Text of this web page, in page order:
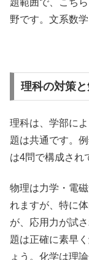
野です。文系数
理科の対策
理科は、学部に
題は共通です。
は4問で構成され
物理は力学・電
れますが、特に
が、応用力が試
題は正確に素早
ょう。化学は理